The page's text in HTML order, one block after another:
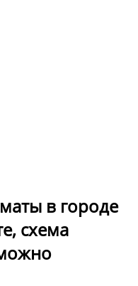
в городе
схема